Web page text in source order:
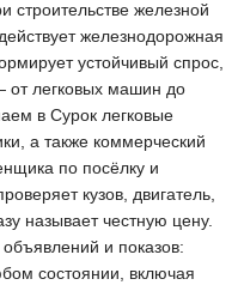
строительстве железной
железнодорожная
устойчивый спрос,
от легковых машин до
в Сурок легковые
а также коммерческий
по посёлку и
кузов, двигатель,
называет честную цену.
и показов:
состоянии, включая